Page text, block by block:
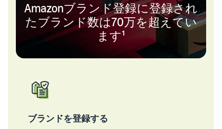
Amazonブランド登録に登録され
たブランド数は70万を超えてい
ます¹
ブランドを登録する